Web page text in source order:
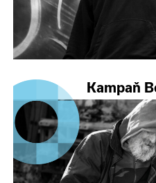
Kampaň